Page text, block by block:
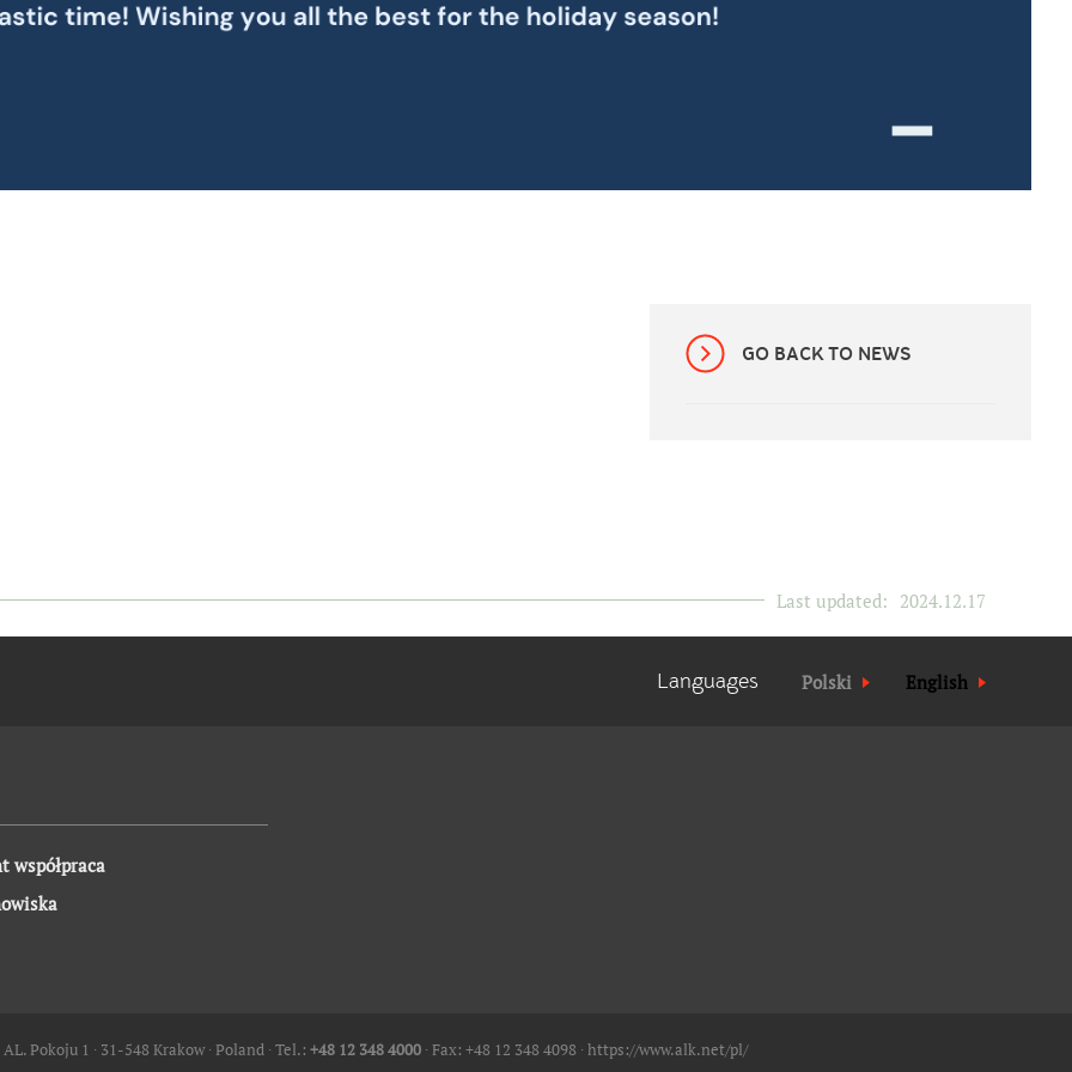
GO BACK TO NEWS
Last updated: 2024.12.17
Languages Polski English
współpraca
Pokoju 1 ∙ 31-548 Krakow ∙ Poland ∙ Tel.: +48 12 348 4000 ∙ Fax: +48 12 348 4098 ∙ https://www.alk.net/pl/